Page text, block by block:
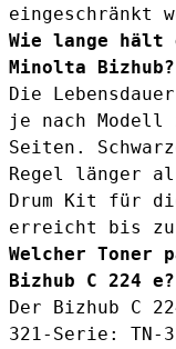
eingeschränkt
Wie lange hält
Minolta Bizhub?
Die
je nach Modell
Seiten.
Regel länger
Drum Kit
für
erreicht bis zu
Welcher Toner
Bizhub C 224 e?
Der Bizhub C
321-Serie: TN-